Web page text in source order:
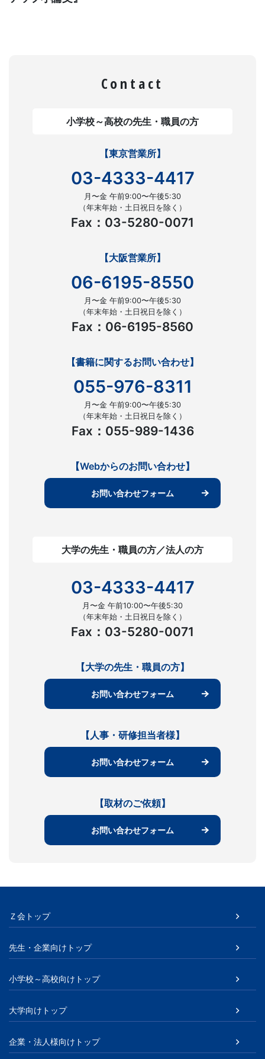
Contact
小学校～高校の先生・職員の方
【東京営業所】
03-4333-4417
月〜金 午前9:00〜午後5:30
（年末年始・土日祝日を除く）
Fax：03-5280-0071
【大阪営業所】
06-6195-8550
月〜金 午前9:00〜午後5:30
（年末年始・土日祝日を除く）
Fax：06-6195-8560
【書籍に関するお問い合わせ】
055-976-8311
月〜金 午前9:00〜午後5:30
（年末年始・土日祝日を除く）
Fax：055-989-1436
【Webからのお問い合わせ】
お問い合わせフォーム
大学の先生・職員の方／法人の方
03-4333-4417
月〜金 午前10:00〜午後5:30
（年末年始・土日祝日を除く）
Fax：03-5280-0071
【大学の先生・職員の方】
お問い合わせフォーム
【人事・研修担当者様】
お問い合わせフォーム
【取材のご依頼】
お問い合わせフォーム
Ｚ会トップ
先生・企業向けトップ
小学校～高校向けトップ
大学向けトップ
企業・法人様向けトップ